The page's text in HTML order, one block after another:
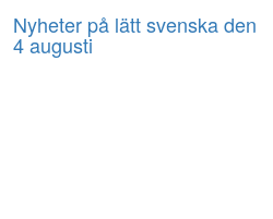
Nyheter på lätt svenska den
4 augusti